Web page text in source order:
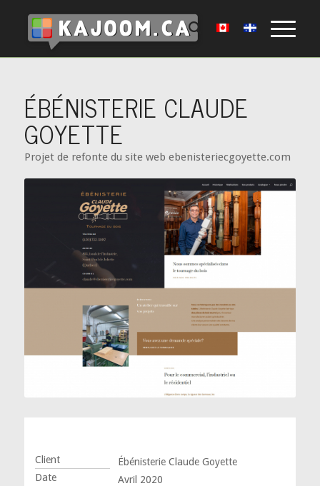
ÉBÉNISTERIE CLAUDE
GOYETTE
Projet de refonte du site web ebenisteriecgoyette.com
Client
Ébénisterie Claude Goyette
Date
Avril 2020